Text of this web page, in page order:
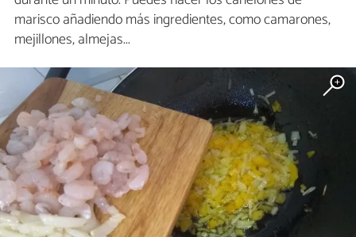
marisco añadiendo más ingredientes, como camarones,
mejillones, almejas...